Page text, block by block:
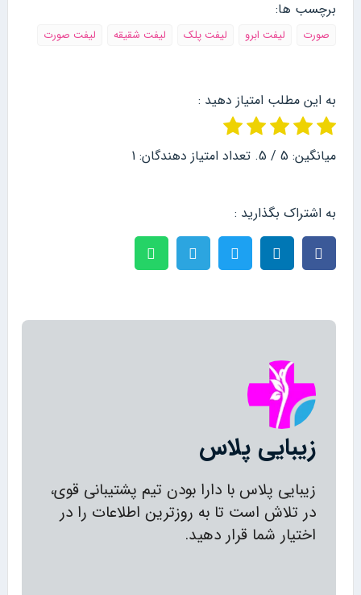
برچسب ها:
صورت لیفت ابرو لیفت پلک لیفت شقیقه لیفت صورت
به این مطلب امتیاز دهید :
میانگین: 5 / 5. تعداد امتیاز دهندگان: 1
به اشتراک بگذارید :
زیبایی پلاس
زیبایی پلاس با دارا بودن تیم پشتیبانی قوی،
در تلاش است تا به روزترین اطلاعات را در
اختیار شما قرار دهید.